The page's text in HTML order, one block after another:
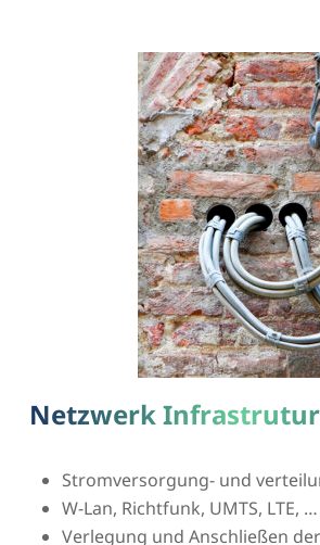
Netzwerk
Stromversorgung- und
W-Lan, Richtfunk, UMTS, LTE, …
Verlegung und Anschließen